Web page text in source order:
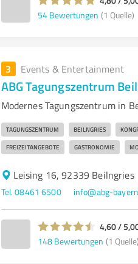
54 Bewertungen (1 Quelle)
3 Events & Entertainment
ABG Tagungszentrum
Modernes Tagungszentrum in
TAGUNGSZENTRUM BEILNGRIES
FREIZEITANGEBOTE GASTRONOMIE
Leising 16, 92339 Beilngries
Tel. 08461 6500 info@abg-
4,60 /
148 Bewertungen (1 Quelle)